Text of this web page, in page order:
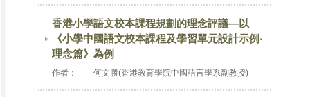
香港小學語文校本課程規劃的理念評議―以
《小學中國語文校本課程及學習單元設計示例‧
理念篇》為例
作者： 何文勝(香港教育學院中國語言學系副教授)